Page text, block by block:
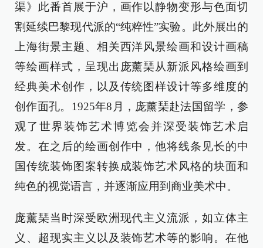
渠》此番首展于沪，画作以静物变形与色面切
割延续巴黎现代派的“纯粹性”实验。此外展出的
上海街景主题、相关西洋风景绘画和设计画稿
等绘画样式，呈现出庞薰琹从新派风格绘画到
经典美术创作，以及传统图样设计等多维度的
创作面孔。1925年8月，庞薰琹赴法国留学，参
观了世界装饰艺术博览会并深受装饰艺术启
发。在之后的绘画创作中，他将线条见长的中
国传统装饰图案转换成装饰艺术风格的块面和
纯色的视觉语言，并逐渐应用到商业美术中。
庞薰琹当时深受欧洲现代主义流派，如立体主
义、超现实主义以及装饰艺术等的影响。在他